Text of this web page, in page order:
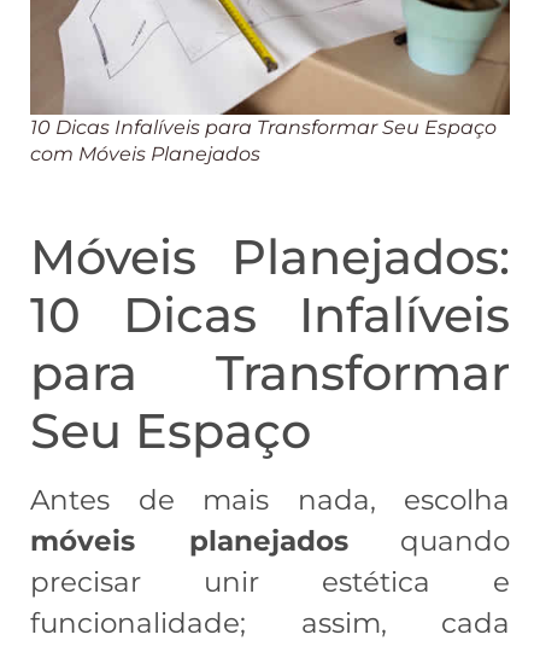
10 Dicas Infalíveis para Transformar Seu Espaço
com Móveis Planejados
Móveis Planejados:
10 Dicas Infalíveis
para Transformar
Seu Espaço
Antes de mais nada, escolha
móveis planejadosquando
precisar unir estética e
funcionalidade; assim, cada